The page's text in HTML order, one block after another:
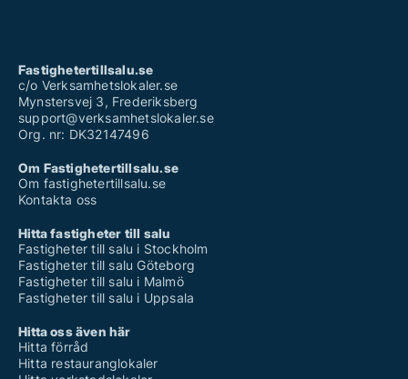
Fastighetertillsalu.se
c/o Verksamhetslokaler.se
Mynstersvej 3, Frederiksberg
support@verksamhetslokaler.se
Org. nr: DK32147496
Om Fastighetertillsalu.se
Om fastighetertillsalu.se
Kontakta oss
Hitta fastigheter till salu
Fastigheter till salu i Stockholm
Fastigheter till salu Göteborg
Fastigheter till salu i Malmö
Fastigheter till salu i Uppsala
Hitta oss även här
Hitta förråd
Hitta restauranglokaler